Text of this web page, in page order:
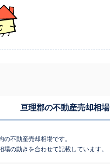
亘理郡の不動産売却相場
の不動産売却相場です。
場の動きを合わせて記載しています。